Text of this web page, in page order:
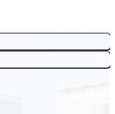
전형(지원서 심